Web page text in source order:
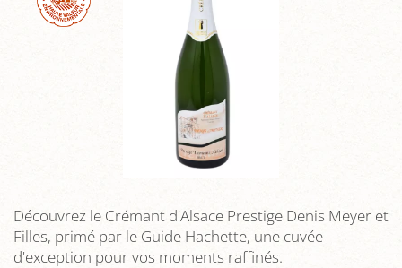
Découvrez le Crémant d'Alsace Prestige Denis Meyer et
Filles, primé par le Guide Hachette, une cuvée
d'exception pour vos moments raffinés.